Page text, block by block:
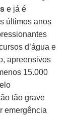
e já é
últimos anos
d’água e
apreensivos
15.000
tão grave
emergência